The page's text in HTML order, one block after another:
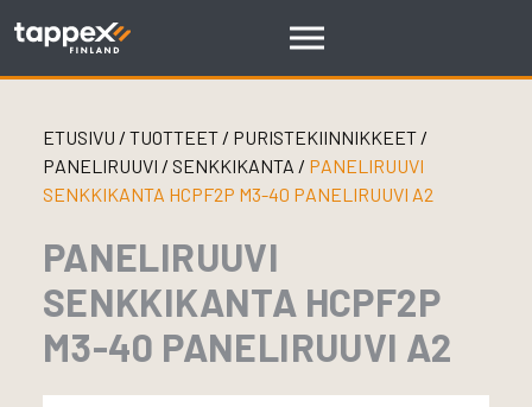
ETUSIVU / TUOTTEET/ PURISTEKIINNIKKEET /
PANELIRUUVI / SENKKIKANTA / PANELIRUUVI
SENKKIKANTA HCPF2P M3-40 PANELIRUUVI A2
PANELIRUUVI
SENKKIKANTA HCPF2P
M3-40 PANELIRUUVI A2